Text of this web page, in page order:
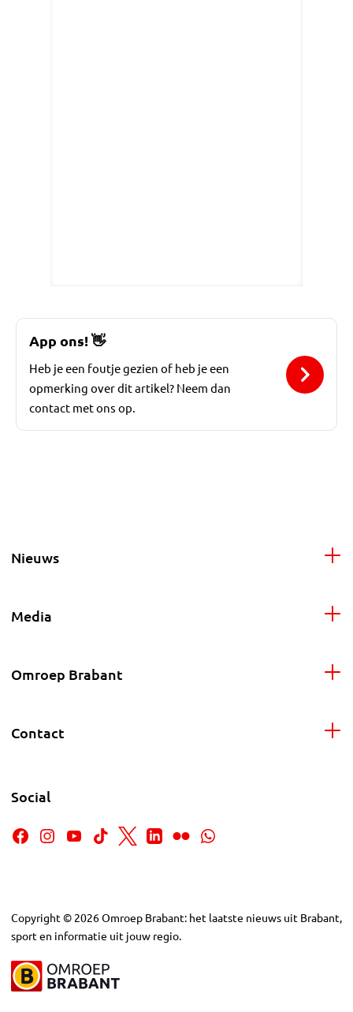
App ons!👋
Heb je een foutje gezien of heb je een
opmerking over dit artikel? Neem dan
contact met ons op.
Nieuws
Media
Omroep Brabant
Contact
Social
Copyright © 2026Omroep Brabant: het laatste nieuws uit Brabant,
sport en informatie uit jouw regio.